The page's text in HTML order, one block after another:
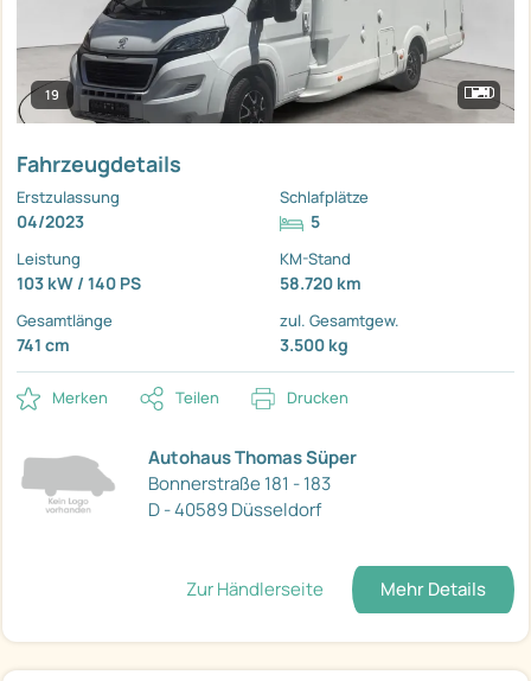
19
Fahrzeugdetails
Erstzulassung
04/2023
Schlafplätze
5
Leistung
103 kW / 140 PS
KM-Stand
58.720 km
Gesamtlänge
741 cm
zul. Gesamtgew.
3.500 kg
Merken Teilen Drucken
Autohaus Thomas Süper
Bonnerstraße 181 - 183
D - 40589 Düsseldorf
Zur Händlerseite Mehr Details